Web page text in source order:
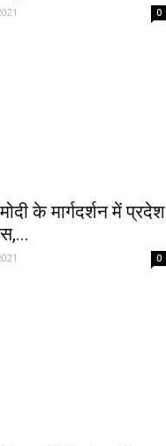
0
के मार्गदर्शन में प्रदेश
0